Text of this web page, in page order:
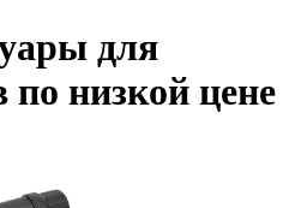
для
по низкой цене